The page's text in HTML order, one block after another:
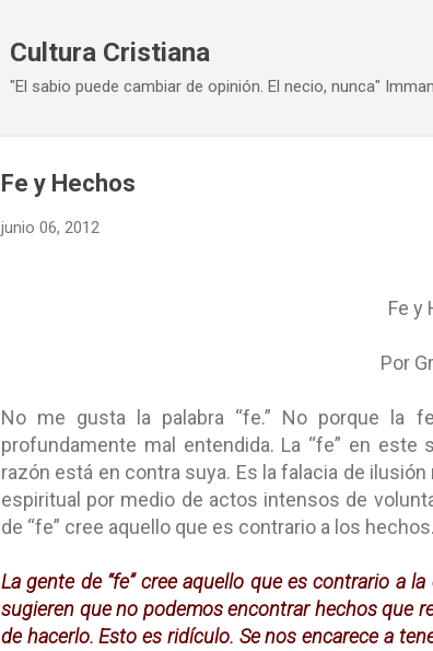
Cultura Cristiana
"El sabio puede cambiar de opinión. El necio, nunca"
Fe y Hechos
junio 06, 2012
Fe y
Por
No me gusta la palabra “fe.” No porque la
profundamente mal entendida. La “fe” en
razón está en contra suya. Es la falacia de
espiritual por medio de actos intensos de
de “fe” cree aquello que es contrario a los hechos.
La gente de “fe” cree aquello que es contrario a
sugieren que no podemos encontrar hechos que
de hacerlo. Esto es ridículo. Se nos encarece a